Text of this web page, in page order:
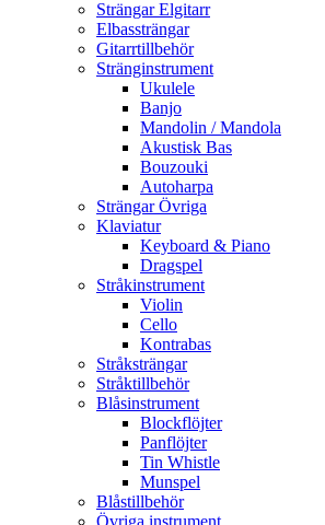
Strängar Elgitarr
Elbassträngar
Gitarrtillbehör
Stränginstrument
Ukulele
Banjo
Mandolin / Mandola
Akustisk Bas
Bouzouki
Autoharpa
Strängar Övriga
Klaviatur
Keyboard & Piano
Dragspel
Stråkinstrument
Violin
Cello
Kontrabas
Stråksträngar
Stråktillbehör
Blåsinstrument
Blockflöjter
Panflöjter
Tin Whistle
Munspel
Blåstillbehör
Övriga instrument